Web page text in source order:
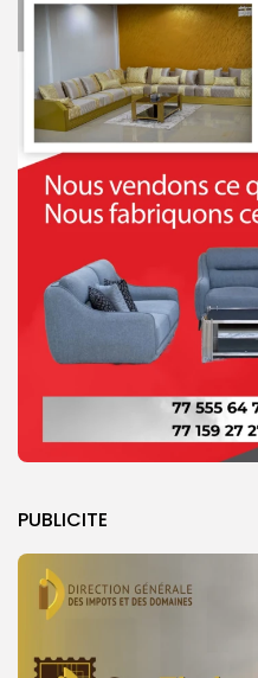
PUBLICITE